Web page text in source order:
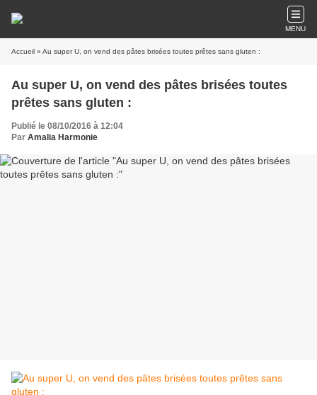
MENU
Accueil » Au super U, on vend des pâtes brisées toutes prêtes sans gluten :
Au super U, on vend des pâtes brisées toutes
prêtes sans gluten :
Publié le 08/10/2016 à 12:04
Par Amalia Harmonie